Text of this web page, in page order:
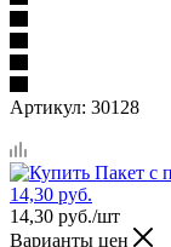
Артикул: 30128
14,30 руб./шт
Варианты цен